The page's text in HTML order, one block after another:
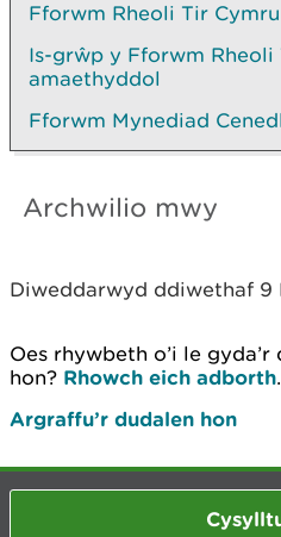
Fforwm Rheoli Tir Cymru
Is-grŵp y Fforwm
amaethyddol
Fforwm Mynediad
Archwilio mwy
Diweddarwyd ddiwethaf 9
Oes rhywbeth o’i le gyda’r
hon? Rhowch eich adborth.
Argraffu’r dudalen hon